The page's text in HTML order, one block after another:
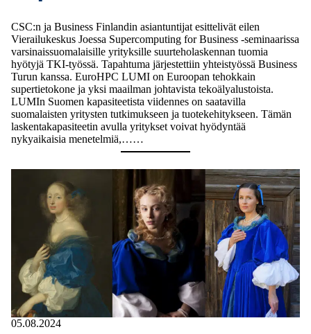
CSC:n ja Business Finlandin asiantuntijat esittelivät eilen
Vierailukeskus Joessa Supercomputing for Business -seminaarissa
varsinaissuomalaisille yrityksille suurteholaskennan tuomia
hyötyjä TKI-työssä. Tapahtuma järjestettiin yhteistyössä Business
Turun kanssa. EuroHPC LUMI on Euroopan tehokkain
supertietokone ja yksi maailman johtavista tekoälyalustoista.
LUMIn Suomen kapasiteetista viidennes on saatavilla
suomalaisten yritysten tutkimukseen ja tuotekehitykseen. Tämän
laskentakapasiteetin avulla yritykset voivat hyödyntää
nykyaikaisia menetelmiä,……
05.08.2024